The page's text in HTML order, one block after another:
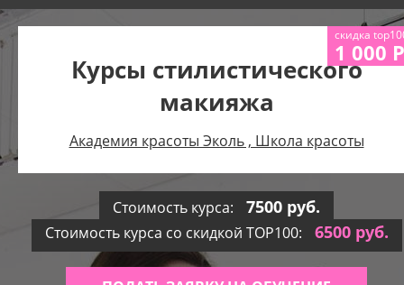
скидка
1 000 Р
Курсы стилистического
макияжа
Академия красоты Эколь , Школа красоты
Стоимость курса: 7500 руб.
Стоимость курса со скидкой TOP100: 6500 руб.